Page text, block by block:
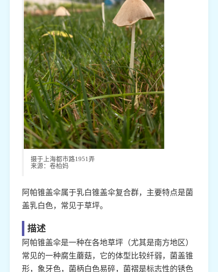
摄于上海都市路1951弄
来源：卷柏妈
阿帕锥盖伞属于乳白锥盖伞复合群，主要特点是菌
盖乳白色，常见于草坪。
描述
阿帕锥盖伞是一种在各地草坪（尤其是南方地区）
常见的一种腐生蘑菇，它的体型比较纤弱，菌盖锥
形，象牙色，菌柄白色易碎，菌褶是标志性的锈色